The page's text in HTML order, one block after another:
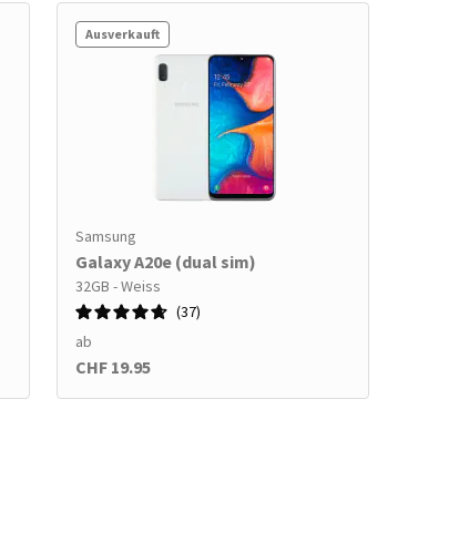
Ausverkauft
Samsung
Galaxy A20e (dual sim)
32GB - Weiss
37
ab
CHF 19.95